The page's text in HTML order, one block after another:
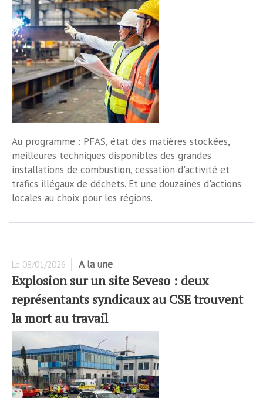
Au programme : PFAS, état des matières stockées,
meilleures techniques disponibles des grandes
installations de combustion, cessation d'activité et
trafics illégaux de déchets. Et une douzaines d'actions
locales au choix pour les régions.
Le 08/01/2026 A la une
Explosion sur un site Seveso : deux
représentants syndicaux au CSE trouvent
la mort au travail